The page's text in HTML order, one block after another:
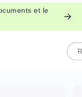
et le